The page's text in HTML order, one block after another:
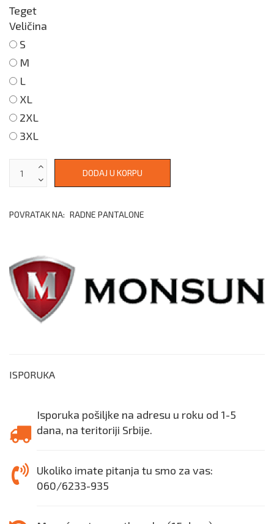
Teget
Veličina
S
M
L
XL
2XL
3XL
POVRATAK NA: RADNE PANTALONE
ISPORUKA
Isporuka pošiljke na adresu u roku od 1-5
dana, na teritoriji Srbije.
Ukoliko imate pitanja tu smo za vas:
060/6233-935